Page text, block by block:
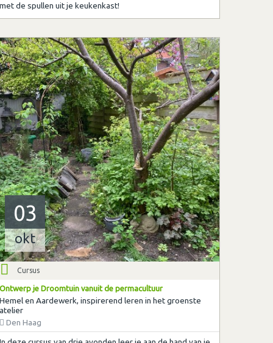
met de spullen uit je keukenkast!
03
okt
Cursus
Ontwerp je Droomtuin vanuit de permacultuur
Hemel en Aardewerk, inspirerend leren in het groenste
atelier
Den Haag